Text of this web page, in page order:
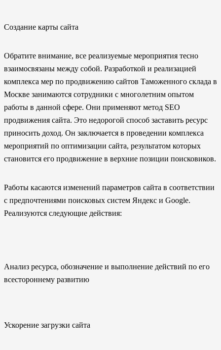
Создание карты сайта
Обратите внимание, все реализуемые мероприятия тесно
взаимосвязаны между собой. Разработкой и реализацией
комплекса мер по продвижению сайтов Таможенного склада в
Москве занимаются сотрудники с многолетним опытом
работы в данной сфере. Они применяют метод SEO
продвижения сайта. Это недорогой способ заставить ресурс
приносить доход. Он заключается в проведении комплекса
мероприятий по оптимизации сайта, результатом которых
становится его продвижение в верхние позиции поисковиков.
Работы касаются изменений параметров сайта в соответствии
с предпочтениями поисковых систем Яндекс и Google.
Реализуются следующие действия:
Анализ ресурса, обозначение и выполнение действий по его
всестороннему развитию
Ускорение загрузки сайта